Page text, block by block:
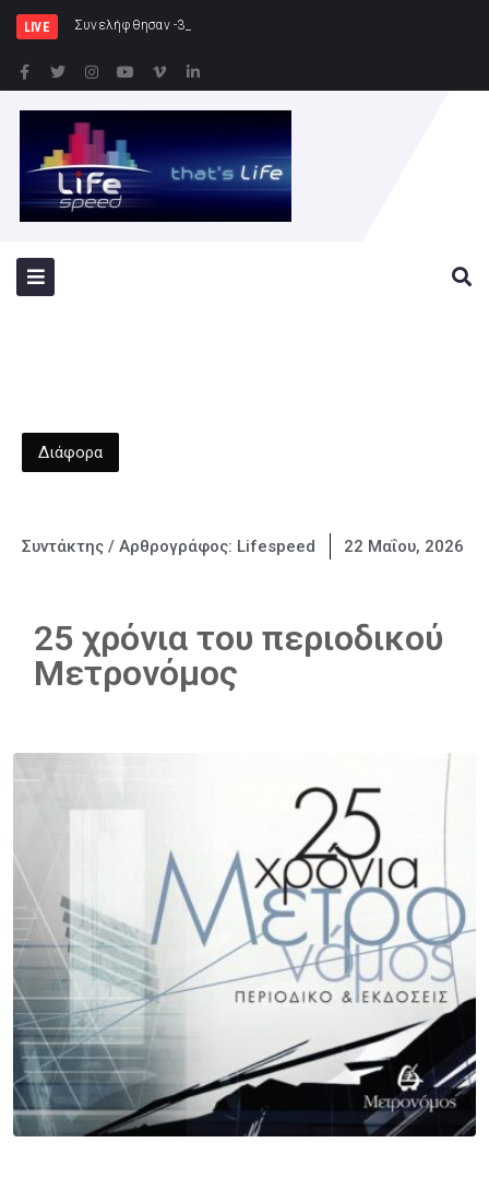
LIVE Συνελήφθησαν -3- άτομα για καλλιέργεια
Διάφορα
Συντάκτης / Αρθρογράφος: Lifespeed 22 Μαΐου, 2026
25 χρόνια του περιοδικού
Μετρονόμος